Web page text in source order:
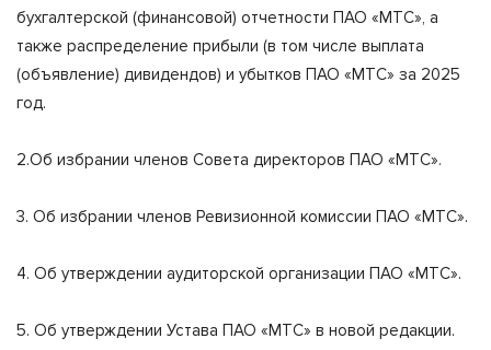
бухгалтерской (финансовой) отчетности ПАО «МТС», а
также распределение прибыли (в том числе выплата
(объявление) дивидендов) и убытков ПАО «МТС» за 2025
год.
2.Об избрании членов Совета директоров ПАО «МТС».
3. Об избрании членов Ревизионной комиссии ПАО «МТС».
4. Об утверждении аудиторской организации ПАО «МТС».
5. Об утверждении Устава ПАО «МТС» в новой редакции.